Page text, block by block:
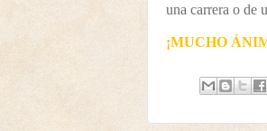
una carrera o de
¡MUCHO